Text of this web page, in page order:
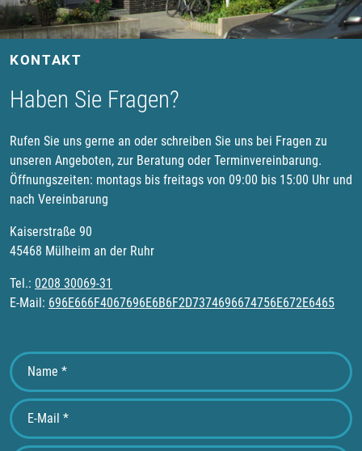
KONTAKT
Haben Sie Fragen?
Rufen Sie uns gerne an oder schreiben Sie uns bei Fragen zu
unseren Angeboten, zur Beratung oder Terminvereinbarung.
Öffnungszeiten: montags bis freitags von 09:00 bis 15:00 Uhr und
nach Vereinbarung
Kaiserstraße 90
45468 Mülheim an der Ruhr
Tel.: 0208 30069-31
E-Mail: 696E666F4067696E6B6F2D7374696674756E672E6465